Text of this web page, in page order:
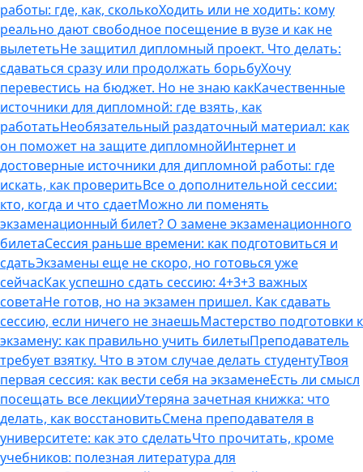
работы: где, как, сколькоХодить или не ходить: кому
реально дают свободное посещение в вузе и как не
вылететьНе защитил дипломный проект. Что делать:
сдаваться сразу или продолжать борьбуХочу
перевестись на бюджет. Но не знаю какКачественные
источники для дипломной: где взять, как
работатьНеобязательный раздаточный материал: как
он поможет на защите дипломнойИнтернет и
достоверные источники для дипломной работы: где
искать, как проверитьВсе о дополнительной сессии:
кто, когда и что сдаетМожно ли поменять
экзаменационный билет? О замене экзаменационного
билетаСессия раньше времени: как подготовиться и
сдатьЭкзамены еще не скоро, но готовься уже
сейчасКак успешно сдать сессию: 4+3+3 важных
советаНе готов, но на экзамен пришел. Как сдавать
сессию, если ничего не знаешьМастерство подготовки к
экзамену: как правильно учить билетыПреподаватель
требует взятку. Что в этом случае делать студентуТвоя
первая сессия: как вести себя на экзаменеЕсть ли смысл
посещать все лекцииУтеряна зачетная книжка: что
делать, как восстановитьСмена преподавателя в
университете: как это сделатьЧто прочитать, кроме
учебников: полезная литература для